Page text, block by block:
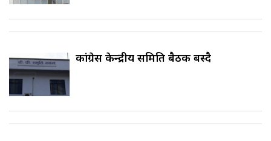
कांग्रेस केन्द्रीय समिति बैठक बस्दै